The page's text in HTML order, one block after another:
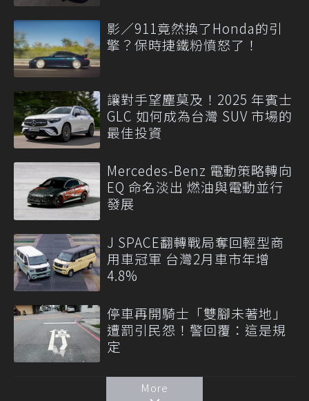
影／911竟然換了Honda的引
擎？保時捷鐵粉憤怒了！
讓對手望塵莫及！2025 年賓士
GLC 如何成為台灣 SUV 市場的
最佳投資
Mercedes-Benz 電動策略轉向
EQ 命名淡出 燃油與電動並行
發展
J SPACE翻轉戰局奪回輕型商
用車冠軍 台灣2月車市年增
4.8%
停車再開騎士「雙腳未著地」
遭罰引民怨！警回覆：這是規
定
More